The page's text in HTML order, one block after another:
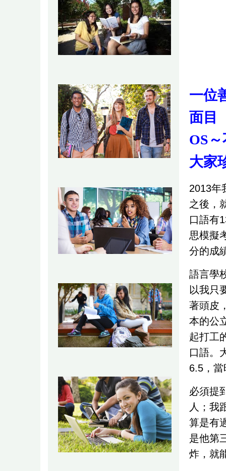
一位
面目
OS
大家
2013年
之後，
口語有
思模擬
分的成
語言學
以我只
著頭皮
本的公
起打工
口語。
6.5，
必須提
人；我
算是有
是他第
炸，就